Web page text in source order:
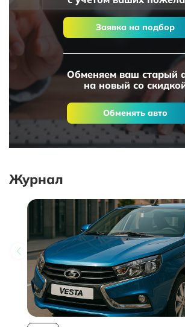
Заявка на подбор
Обменяем ваш старый
на новый со
Обменять авто
Журнал